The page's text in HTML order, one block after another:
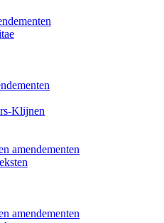
Klijnen
amendementen
amendementen